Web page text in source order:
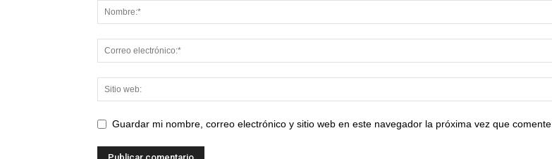
Guardar mi nombre, correo electrónico y sitio web en este navegador la próxima vez que comente.